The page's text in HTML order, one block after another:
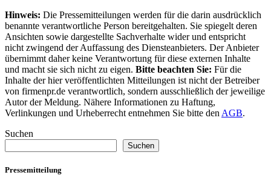
Hinweis: Die Pressemitteilungen werden für die darin ausdrücklich
benannte verantwortliche Person bereitgehalten. Sie spiegelt deren
Ansichten sowie dargestellte Sachverhalte wider und entspricht
nicht zwingend der Auffassung des Diensteanbieters. Der Anbieter
übernimmt daher keine Verantwortung für diese externen Inhalte
und macht sie sich nicht zu eigen. Bitte beachten Sie: Für die
Inhalte der hier veröffentlichten Mitteilungen ist nicht der Betreiber
von firmenpr.de verantwortlich, sondern ausschließlich der jeweilige
Autor der Meldung. Nähere Informationen zu Haftung,
Verlinkungen und Urheberrecht entnehmen Sie bitte den AGB.
Suchen
Suchen
Pressemitteilung